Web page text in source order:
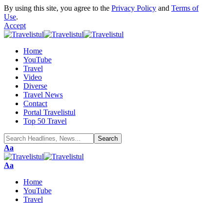
By using this site, you agree to the Privacy Policy and Terms of
Use.
Accept
Home
YouTube
Travel
Video
Diverse
Travel News
Contact
Portal Travelistul
Top 50 Travel
Font
Resizer
Aa
Font
Aa
Home
YouTube
Travel